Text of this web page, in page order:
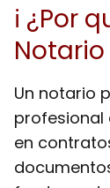
ℹ ¿Por
Notario
Un notario
en